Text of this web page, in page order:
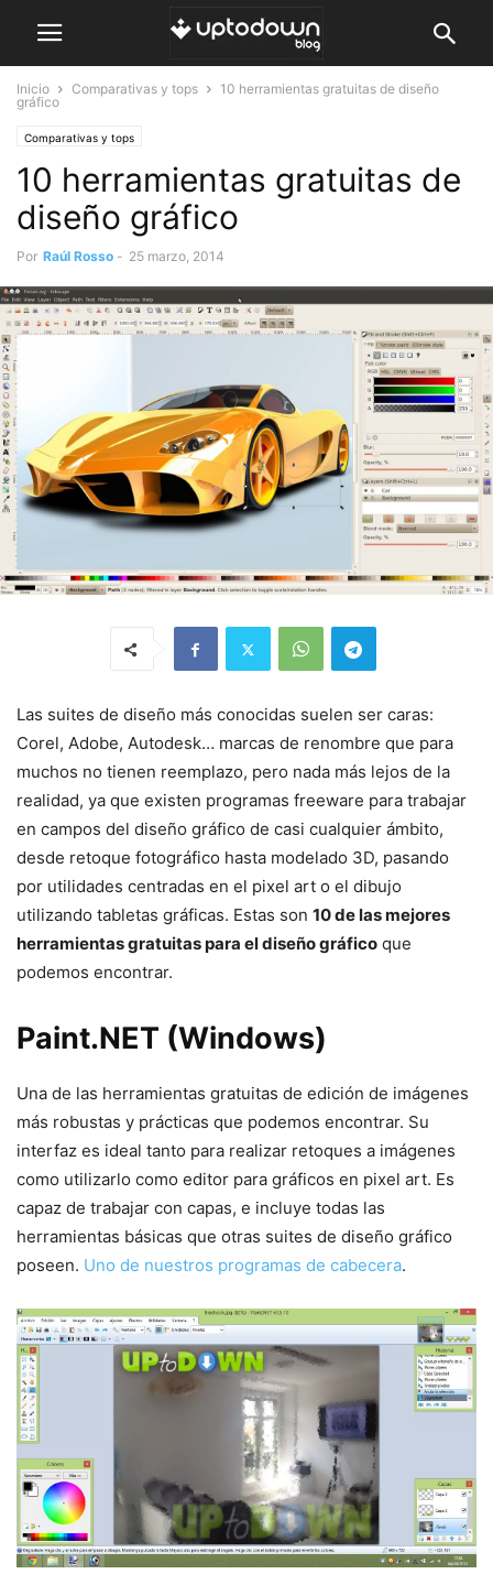
Inicio Comparativas y tops
10 herramientas gratuitas de diseño
gráfico
Comparativas y tops
10 herramientas gratuitas de
diseño gráfico
Por Raúl Rosso - 25 marzo, 2014
Las suites de diseño más conocidas suelen ser caras:
Corel, Adobe, Autodesk… marcas de renombre que para
muchos no tienen reemplazo, pero nada más lejos de la
realidad, ya que existen programas freeware para trabajar
en campos del diseño gráfico de casi cualquier ámbito,
desde retoque fotográfico hasta modelado 3D, pasando
por utilidades centradas en el pixel art o el dibujo
utilizando tabletas gráficas. Estas son 10 de las mejores
herramientas gratuitas para el diseño gráfico que
podemos encontrar.
Paint.NET (Windows)
Una de las herramientas gratuitas de edición de imágenes
más robustas y prácticas que podemos encontrar. Su
interfaz es ideal tanto para realizar retoques a imágenes
como utilizarlo como editor para gráficos en pixel art. Es
capaz de trabajar con capas, e incluye todas las
herramientas básicas que otras suites de diseño gráfico
poseen. Uno de nuestros programas de cabecera.